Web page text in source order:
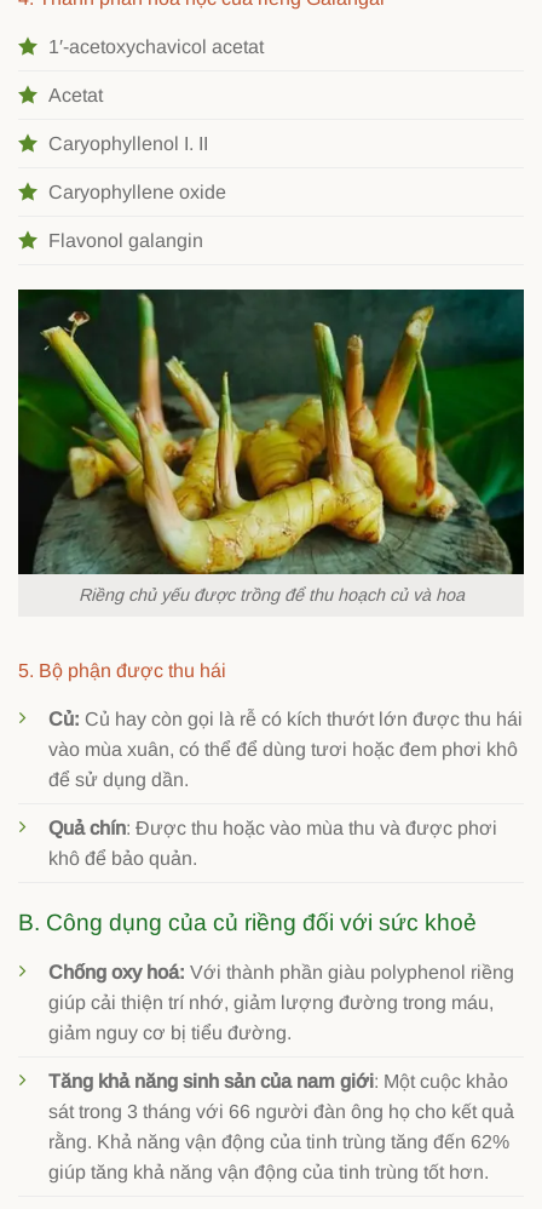
1′-acetoxychavicol acetat
Acetat
Caryophyllenol I. II
Caryophyllene oxide
Flavonol galangin
Riềng chủ yếu được trồng để thu hoạch củ và hoa
5. Bộ phận được thu hái
Củ: Củ hay còn gọi là rễ có kích thướt lớn được thu hái
vào mùa xuân, có thể để dùng tươi hoặc đem phơi khô
để sử dụng dần.
Quả chín: Được thu hoặc vào mùa thu và được phơi
khô để bảo quản.
B. Công dụng của củ riềng đối với sức khoẻ
Chống oxy hoá: Với thành phần giàu polyphenol riềng
giúp cải thiện trí nhớ, giảm lượng đường trong máu,
giảm nguy cơ bị tiểu đường.
Tăng khả năng sinh sản của nam giới: Một cuộc khảo
sát trong 3 tháng với 66 người đàn ông họ cho kết quả
rằng. Khả năng vận động của tinh trùng tăng đến 62%
giúp tăng khả năng vận động của tinh trùng tốt hơn.